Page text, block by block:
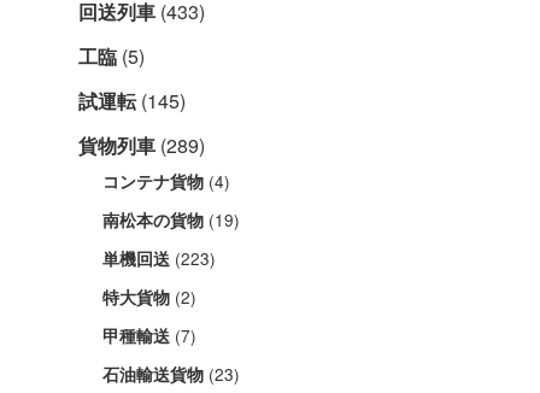
回送列車 (433)
工臨 (5)
試運転(145)
貨物列車 (289)
コンテナ貨物 (4)
南松本の貨物 (19)
単機回送 (223)
特大貨物 (2)
甲種輸送 (7)
石油輸送貨物 (23)